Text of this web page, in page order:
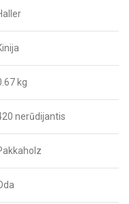
kg
nerūdijantis